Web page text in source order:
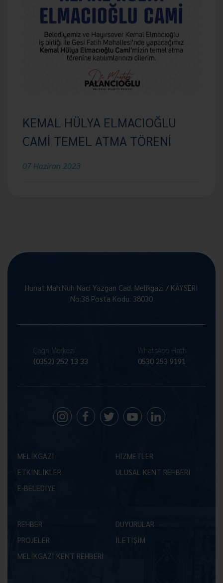
KEMAL HÜLYA ELMACIOĞLU
CAMİ TEMEL ATMA TÖRENİ
07 Haziran 2023
Hunat Mah.Nuh Naci Yazgan Cad. Melikgazi / KAYSERİ
No:38 Posta Kodu: 38030
Çağrı Merkezi
(0352) 252 13 33
WhatsApp Hattı
0530 253 9191
MELİKGAZİ
HİZMETLER
ETKİNLİKLER
ULUSAL KENT REHBERİ
E-BELEDİYE
REHBER
DUYURULAR
PROJELER
İLETİŞİM
MELİKGAZİ KENT REHBERİ